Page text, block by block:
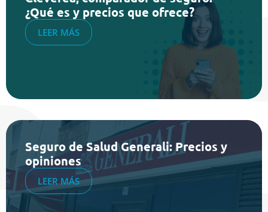
¿Qué es y precios que ofrece?
LEER MÁS
Seguro de Salud Generali: Precios y
opiniones
LEER MÁS